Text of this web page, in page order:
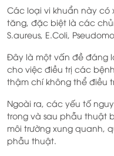
Các loại vi khuẩn này có
tăng, đặc biệt là các
S.aureus, E.Coli,
Đây là một vấn đề đáng
cho việc điều trị các
thậm chí không thể điều
Ngoài ra, các yếu tố
trong và sau phẫu thuật
môi trường xung quanh,
phẫu thuật.